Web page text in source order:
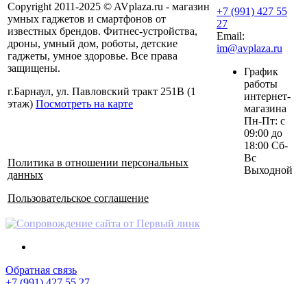
Copyright 2011-2025 © AVplaza.ru - магазин
умных гаджетов и смартфонов от
известных брендов. Фитнес-устройства,
дроны, умный дом, роботы, детские
гаджеты, умное здоровье. Все права
защищены.
г.Барнаул, ул. Павловский тракт 251В (1
этаж) Посмотреть на карте
Политика в отношении персональных
данных
Пользовательское соглашение
+7 (991) 427 55
27
Email:
im@avplaza.ru
График
работы
интернет-
магазина
Пн-Пт: с
09:00 до
18:00 Сб-
Вс
Выходной
Обратная связь